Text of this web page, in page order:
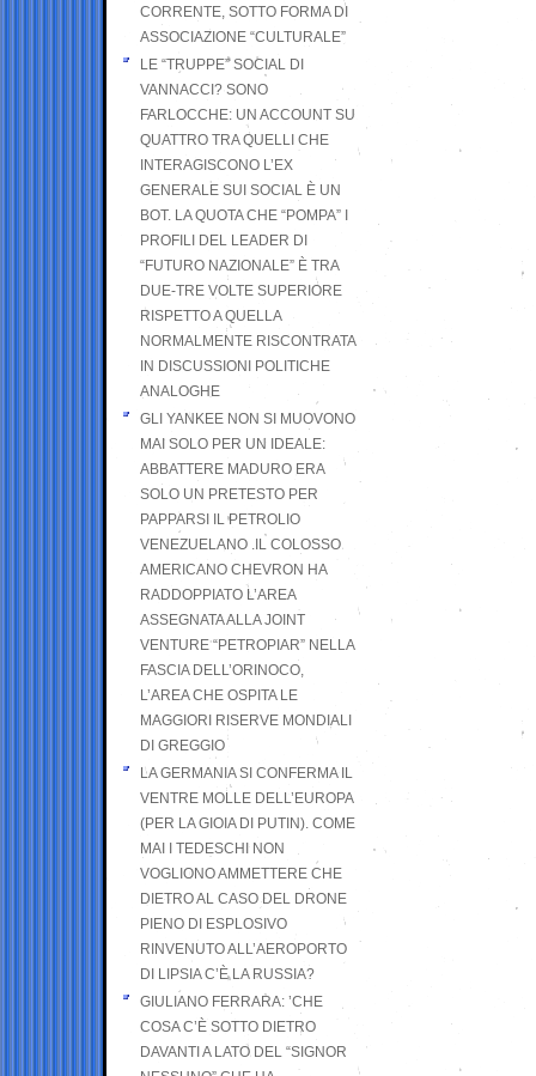
CORRENTE, SOTTO FORMA DI
ASSOCIAZIONE “CULTURALE”
LE “TRUPPE” SOCIAL DI
VANNACCI? SONO
FARLOCCHE: UN ACCOUNT SU
QUATTRO TRA QUELLI CHE
INTERAGISCONO L’EX
GENERALE SUI SOCIAL È UN
BOT. LA QUOTA CHE “POMPA” I
PROFILI DEL LEADER DI
“FUTURO NAZIONALE” È TRA
DUE-TRE VOLTE SUPERIORE
RISPETTO A QUELLA
NORMALMENTE RISCONTRATA
IN DISCUSSIONI POLITICHE
ANALOGHE
GLI YANKEE NON SI MUOVONO
MAI SOLO PER UN IDEALE:
ABBATTERE MADURO ERA
SOLO UN PRETESTO PER
PAPPARSI IL PETROLIO
VENEZUELANO .IL COLOSSO
AMERICANO CHEVRON HA
RADDOPPIATO L’AREA
ASSEGNATA ALLA JOINT
VENTURE “PETROPIAR” NELLA
FASCIA DELL’ORINOCO,
L’AREA CHE OSPITA LE
MAGGIORI RISERVE MONDIALI
DI GREGGIO
LA GERMANIA SI CONFERMA IL
VENTRE MOLLE DELL’EUROPA
(PER LA GIOIA DI PUTIN). COME
MAI I TEDESCHI NON
VOGLIONO AMMETTERE CHE
DIETRO AL CASO DEL DRONE
PIENO DI ESPLOSIVO
RINVENUTO ALL’AEROPORTO
DI LIPSIA C’È LA RUSSIA?
GIULIANO FERRARA: ’CHE
COSA C’È SOTTO DIETRO
DAVANTI A LATO DEL “SIGNOR